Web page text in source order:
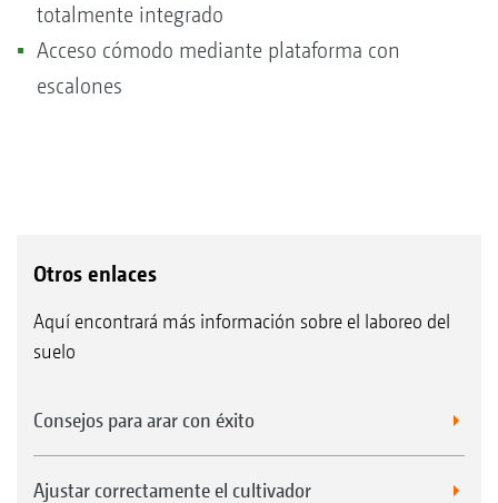
totalmente integrado
Acceso cómodo mediante plataforma con
escalones
Otros enlaces
Aquí encontrará más información sobre el laboreo del
suelo
Consejos para arar con éxito
Ajustar correctamente el cultivador